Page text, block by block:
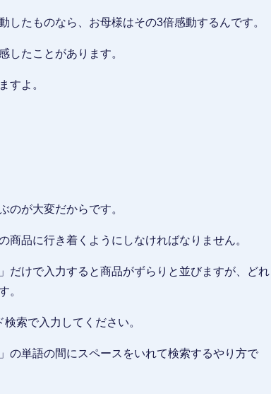
たものなら、お母様はその3倍感動するんです。
したことがあります。
すよ。
のが大変だからです。
品に行き着くようにしなければなりません。
けで入力すると商品がずらりと並びますが、どれ
。
索で入力してください。
の単語の間にスペースをいれて検索するやり方で